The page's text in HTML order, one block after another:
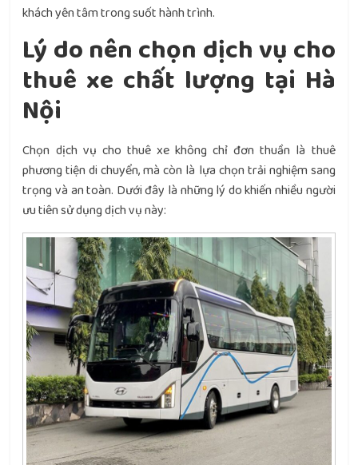
khách yên tâm trong suốt hành trình.
Lý do nên chọn dịch vụ cho
thuê xe chất lượng tại Hà
Nội
Chọn dịch vụ cho thuê xe không chỉ đơn thuần là thuê
phương tiện di chuyển, mà còn là lựa chọn trải nghiệm sang
trọng và an toàn. Dưới đây là những lý do khiến nhiều người
ưu tiên sử dụng dịch vụ này: